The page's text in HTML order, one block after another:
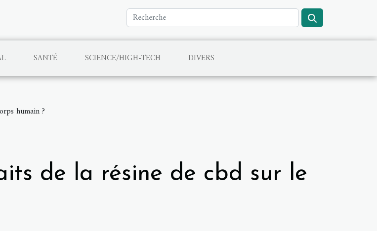
SANTÉ SCIENCE/HIGH-TECH DIVERS
humain ?
de la résine de cbd sur le